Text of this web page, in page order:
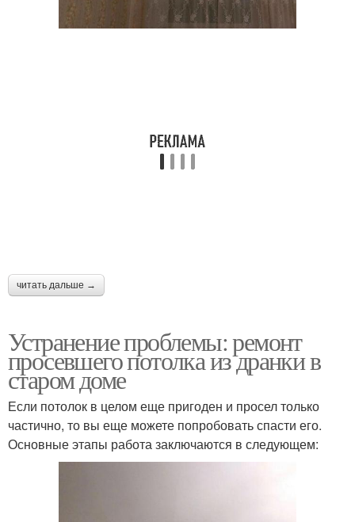
читать дальше →
Устранение проблемы: ремонт
просевшего потолка из дранки в
старом доме
Если потолок в целом еще пригоден и просел только
частично, то вы еще можете попробовать спасти его.
Основные этапы работа заключаются в следующем: